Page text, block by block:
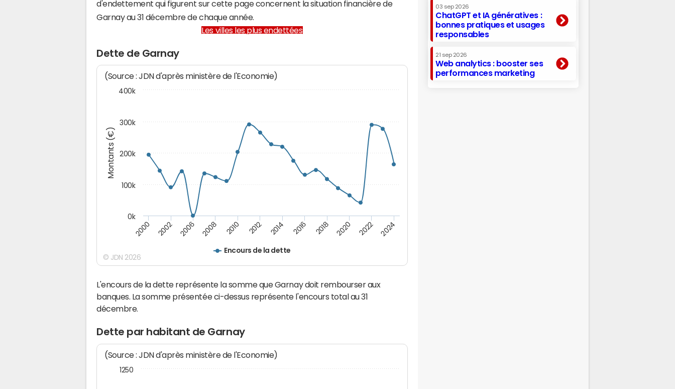
d'endettement qui figurent sur cette page concernent la situation financière de
Garnay au 31 décembre de chaque année.
Les villes les plus endettées
Dette de Garnay
Montants (€)
(Source : JDN d'après ministère de l'Economie)
Encours de la dette
2000 2002 2006 2008 2010 2012 2014 2016 2018 2020 2022 2024
0k
100k
200k
300k
400k
© JDN 2026
L'encours de la dette représente la somme que Garnay doit rembourser aux
banques. La somme présentée ci-dessus représente l'encours total au 31
décembre.
Dette par habitant de Garnay
(Source : JDN d'après ministère de l'Economie)
1250
03 sep 2026
ChatGPT et IA génératives :
bonnes pratiques et usages
responsables
21 sep 2026
Web analytics : booster ses
performances marketing